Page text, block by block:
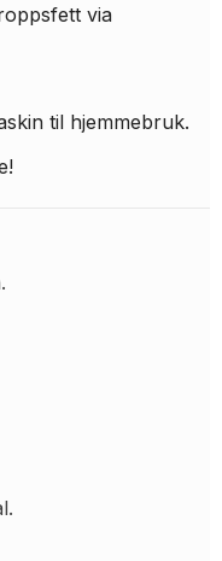
via
til hjemmebruk.